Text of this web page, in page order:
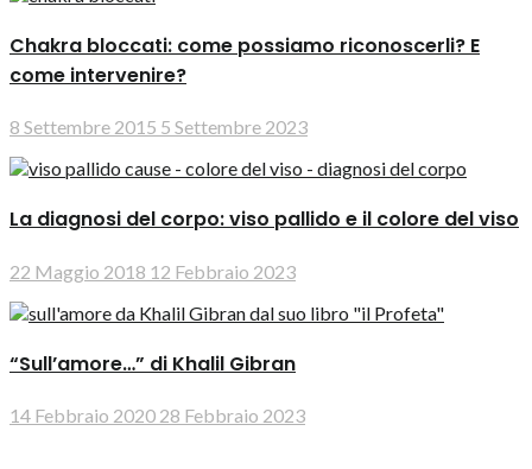
Chakra bloccati: come possiamo riconoscerli? E
come intervenire?
8 Settembre 2015 5 Settembre 2023
La diagnosi del corpo: viso pallido e il colore del viso
22 Maggio 2018 12 Febbraio 2023
“Sull’amore…” di Khalil Gibran
14 Febbraio 2020 28 Febbraio 2023